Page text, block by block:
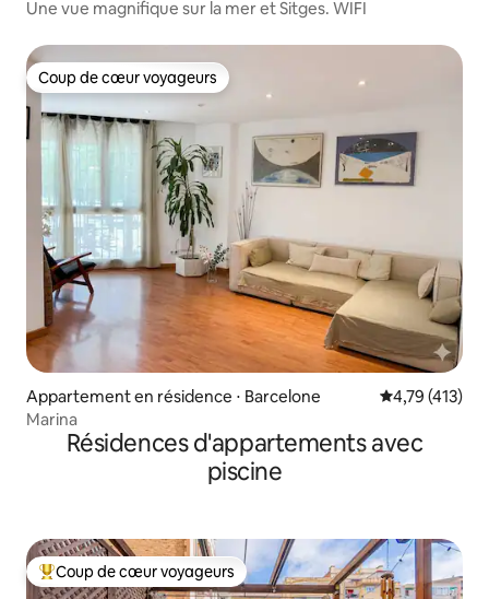
Une vue magnifique sur la mer et Sitges. WIFI
Coup de cœur voyageurs
Coup de cœur voyageurs
Appartement en résidence ⋅ Barcelone Évaluation
4,79 (413)
Marina
Résidences d'appartements avec
piscine
Coups de cœur voyageurs les plus appréciés
Coup de cœur voyageurs